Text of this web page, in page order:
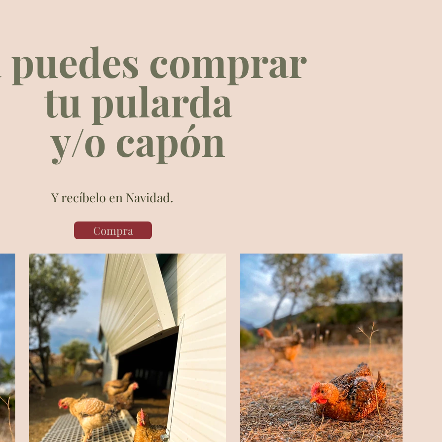
puedes comprar
tu pularda
y/o capón
Y recíbelo en Navidad.
Compra